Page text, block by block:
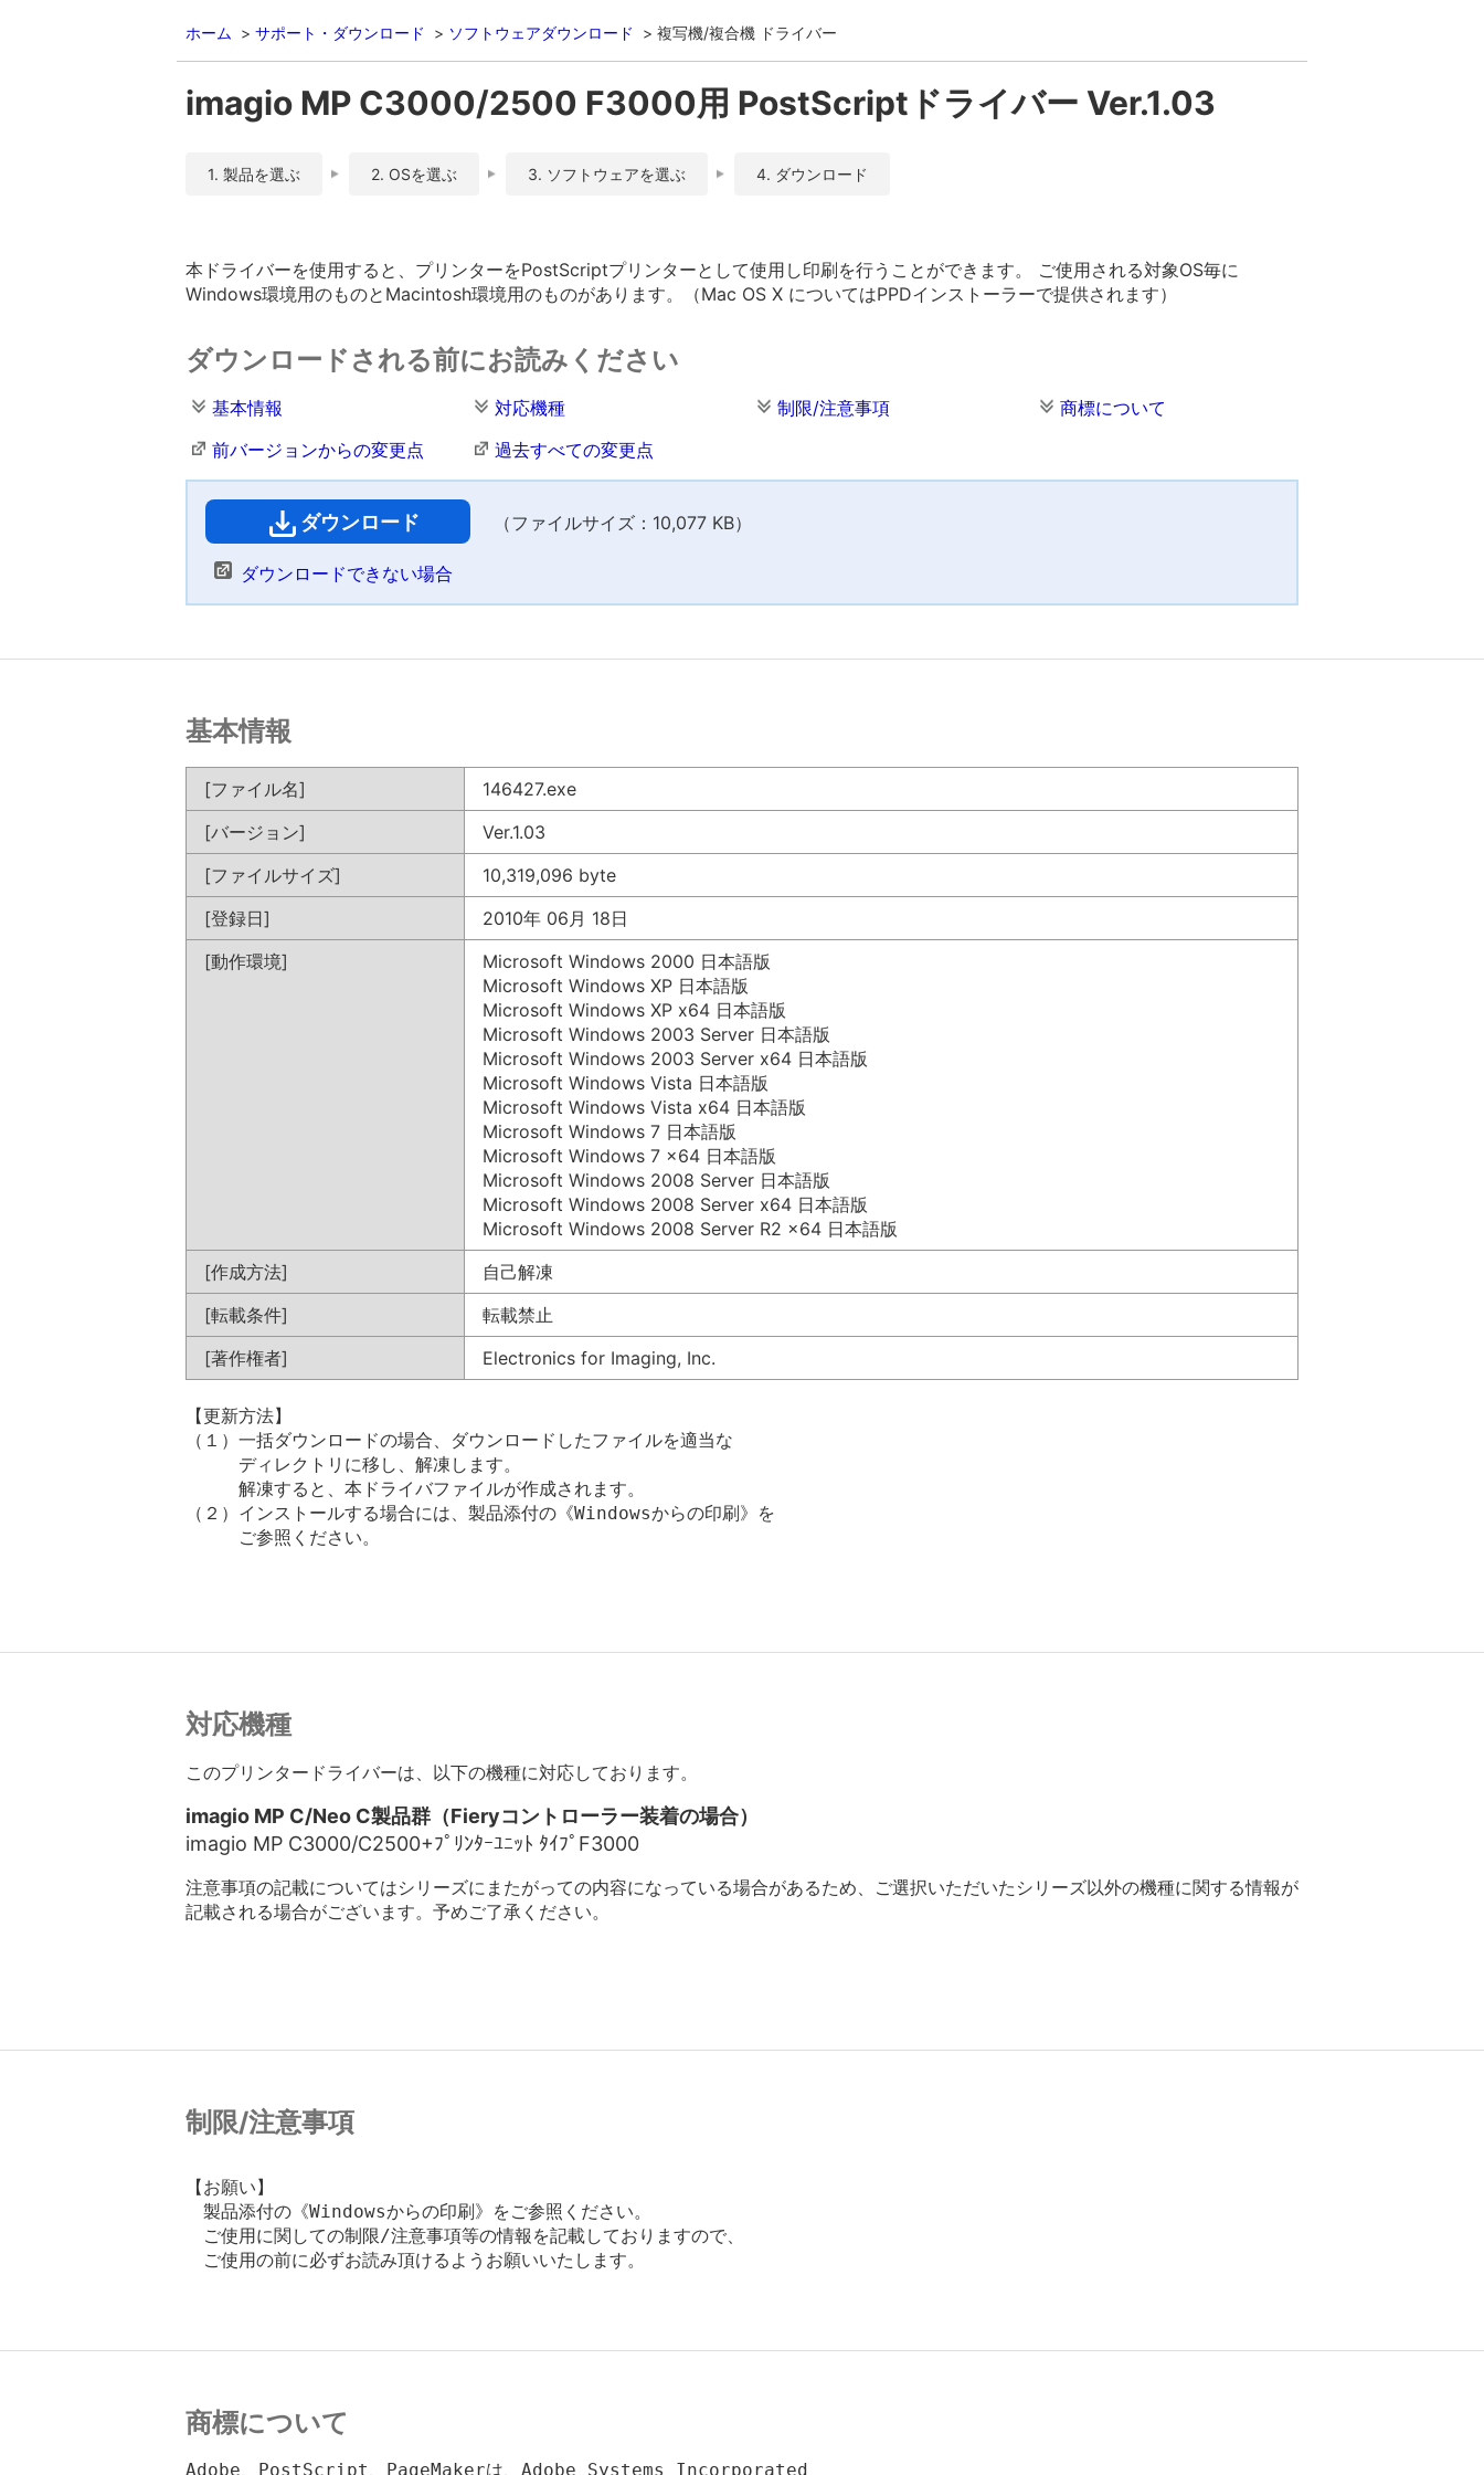
ホーム サポート・ダウンロード ソフトウェアダウンロード 複写機/複合機 ドライバー
imagio MP C3000/2500 F3000用 PostScriptドライバー Ver.1.03
1. 製品を選ぶ 2. OSを選ぶ 3. ソフトウェアを選ぶ 4. ダウンロード
本ドライバーを使用すると、プリンターをPostScriptプリンターとして使用し印刷を行うことができます。 ご使用される対象OS毎に
Windows環境用のものとMacintosh環境用のものがあります。（Mac OS X についてはPPDインストーラーで提供されます）
ダウンロードされる前にお読みください
基本情報 対応機種 制限/注意事項
商標について
前バージョンからの変更点
過去すべての変更点
ダウンロード （ファイルサイズ：10,077 KB）
ダウンロードできない場合
基本情報
[ファイル名]
146427.exe
[バージョン]
Ver.1.03
[ファイルサイズ]
10,319,096 byte
[登録日]
2010年 06月 18日
[動作環境]
Microsoft Windows 2000 日本語版
Microsoft Windows XP 日本語版
Microsoft Windows XP x64 日本語版
Microsoft Windows 2003 Server 日本語版
Microsoft Windows 2003 Server x64 日本語版
Microsoft Windows Vista 日本語版
Microsoft Windows Vista x64 日本語版
Microsoft Windows 7 日本語版
Microsoft Windows 7 x64 日本語版
Microsoft Windows 2008 Server 日本語版
Microsoft Windows 2008 Server x64 日本語版
Microsoft Windows 2008 Server R2 x64 日本語版
[作成方法]
自己解凍
[転載条件]
転載禁止
[著作権者]
Electronics for Imaging, Inc.
【更新方法】
（１）一括ダウンロードの場合、ダウンロードしたファイルを適当な
ディレクトリに移し、解凍します。
解凍すると、本ドライバファイルが作成されます。
（２）インストールする場合には、製品添付の《Windowsからの印刷》を
ご参照ください。
対応機種
このプリンタードライバーは、以下の機種に対応しております。
imagio MP C/Neo C製品群（Fieryコントローラー装着の場合）
imagio MP C3000/C2500+ﾌﾟﾘﾝﾀｰﾕﾆｯﾄ ﾀｲﾌﾟF3000
注意事項の記載についてはシリーズにまたがっての内容になっている場合があるため、ご選択いただいたシリーズ以外の機種に関する情報が
記載される場合がございます。予めご了承ください。
制限/注意事項
【お願い】
製品添付の《Windowsからの印刷》をご参照ください。
ご使用に関しての制限/注意事項等の情報を記載しておりますので、
ご使用の前に必ずお読み頂けるようお願いいたします。
商標について
Adobe、PostScript、PageMakerは、Adobe Systems Incorporated